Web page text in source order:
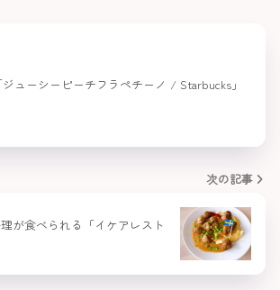
ジューシーピーチフラペチーノ / Starbucks」
次の記事
が食べられる「イケアレスト